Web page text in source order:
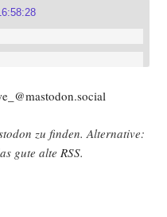
zu fin­den. Alter­na­ti­ve:
gute alte RSS.